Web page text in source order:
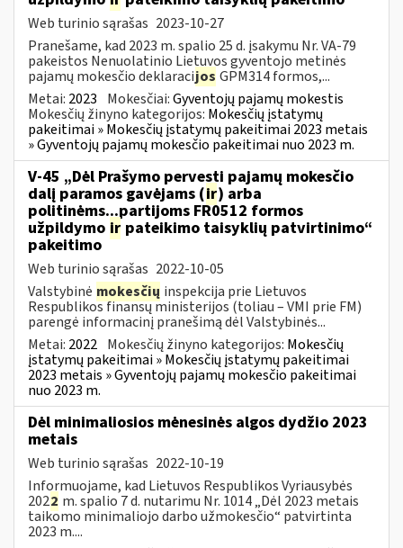
Web turinio sąrašas 2023-10-27
Pranešame, kad 2023 m. spalio 25 d. įsakymu Nr. VA-79
pakeistos Nenuolatinio Lietuvos gyventojo metinės
pajamų mokesčio deklaracijos GPM314 formos,...
Metai: 2023 Mokesčiai:Gyventojų pajamų mokestis
Mokesčių žinyno kategorijos: Mokesčių įstatymų
pakeitimai » Mokesčių įstatymų pakeitimai 2023 metais
» Gyventojų pajamų mokesčio pakeitimai nuo 2023 m.
V-45 „Dėl Prašymo pervesti pajamų mokesčio
dalį paramos gavėjams (ir) arba
politinėms...partijoms FR0512 formos
užpildymo ir pateikimo taisyklių patvirtinimo“
pakeitimo
Web turinio sąrašas 2022-10-05
Valstybinė mokesčių inspekcija prie Lietuvos
Respublikos finansų ministerijos (toliau – VMI prie FM)
parengė informacinį pranešimą dėl Valstybinės...
Metai: 2022 Mokesčių žinyno kategorijos: Mokesčių
įstatymų pakeitimai » Mokesčių įstatymų pakeitimai
2023 metais » Gyventojų pajamų mokesčio pakeitimai
nuo 2023 m.
Dėl minimaliosios mėnesinės algos dydžio 2023
metais
Web turinio sąrašas 2022-10-19
Informuojame, kad Lietuvos Respublikos Vyriausybės
2022 m. spalio 7 d. nutarimu Nr. 1014 „Dėl 2023 metais
taikomo minimaliojo darbo užmokesčio“ patvirtinta
2023 m....